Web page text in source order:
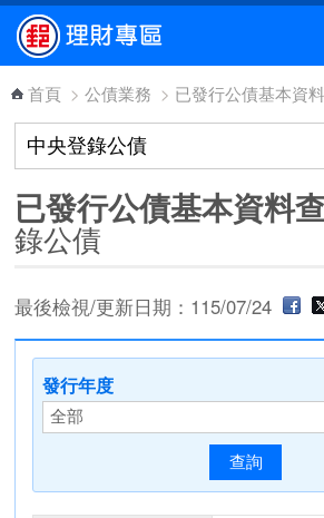
跳到主要內容區塊
首頁 > 公債業務 > 已發行公債基本資
已發行公債基本資料
錄公債
最後檢視/更新日期：115/07/24
發行年度